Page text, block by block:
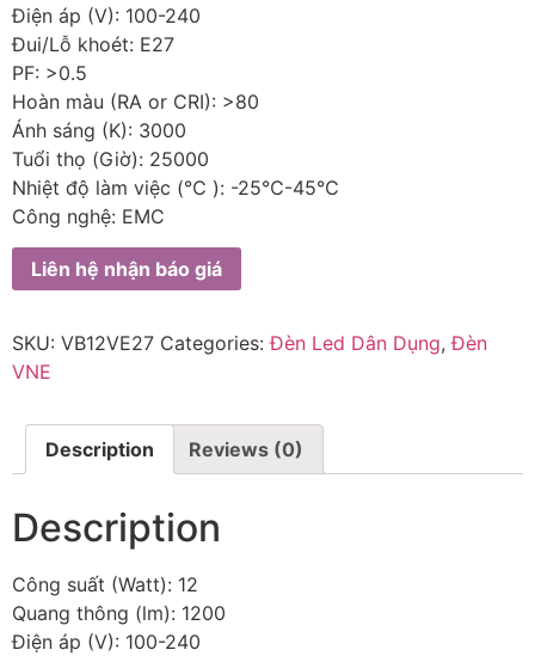
Điện áp (V): 100-240
Đui/Lỗ khoét: E27
PF: >0.5
Hoàn màu (RA or CRI): >80
Ánh sáng (K): 3000
Tuổi thọ (Giờ): 25000
Nhiệt độ làm việc (℃ ): -25℃-45℃
Công nghệ: EMC
Liên hệ nhận báo giá
SKU: VB12VE27 Categories:Đèn Led Dân Dụng,Đèn
VNE
Description Reviews (0)
Description
Công suất (Watt): 12
Quang thông (lm): 1200
Điện áp (V): 100-240